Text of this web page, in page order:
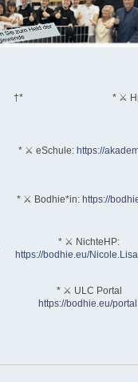
†* * ⚔
* ⚔ eSchule: https://
* ⚔ Bodhie*in: https://
* ⚔ NichteHP:
https://bodhie.eu/
* ⚔ ULC Portal
https://bodhie.eu/portal